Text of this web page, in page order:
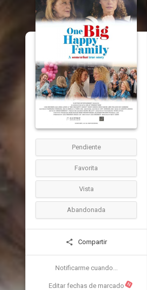
Pendiente
Favorita
Vista
Abandonada
Compartir
Notificarme cuando...
Editar fechas de marcado N